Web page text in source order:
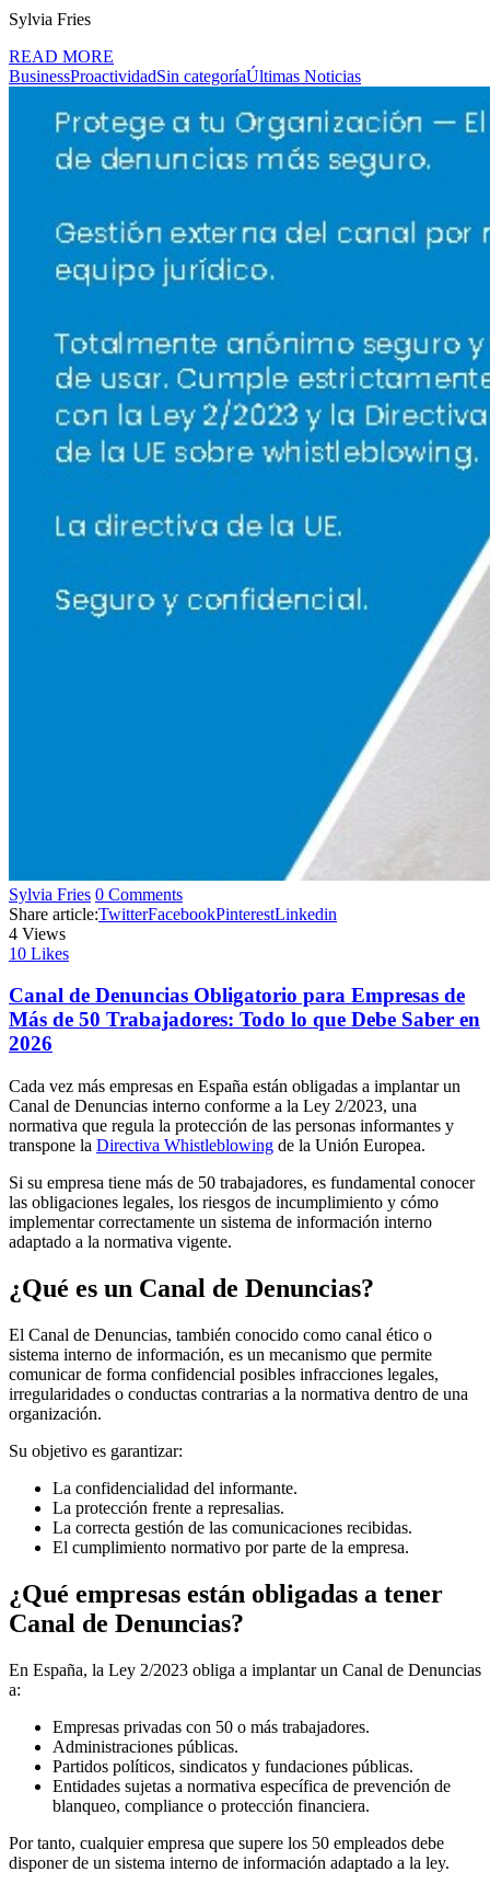
Sylvia Fries
READ MORE
BusinessProactividadSin categoríaÚltimas Noticias
Sylvia Fries 0 Comments
Share article:TwitterFacebookPinterestLinkedin
4 Views
10 Likes
Canal de Denuncias Obligatorio para Empresas de
Más de 50 Trabajadores: Todo lo que Debe Saber en
2026
Cada vez más empresas en España están obligadas a implantar un
Canal de Denuncias interno conforme a la Ley 2/2023, una
normativa que regula la protección de las personas informantes y
transpone la Directiva Whistleblowing de la Unión Europea.
Si su empresa tiene más de 50 trabajadores, es fundamental conocer
las obligaciones legales, los riesgos de incumplimiento y cómo
implementar correctamente un sistema de información interno
adaptado a la normativa vigente.
¿Qué es un Canal de Denuncias?
El Canal de Denuncias, también conocido como canal ético o
sistema interno de información, es un mecanismo que permite
comunicar de forma confidencial posibles infracciones legales,
irregularidades o conductas contrarias a la normativa dentro de una
organización.
Su objetivo es garantizar:
La confidencialidad del informante.
La protección frente a represalias.
La correcta gestión de las comunicaciones recibidas.
El cumplimiento normativo por parte de la empresa.
¿Qué empresas están obligadas a tener
Canal de Denuncias?
En España, la Ley 2/2023 obliga a implantar un Canal de Denuncias
a:
Empresas privadas con 50 o más trabajadores.
Administraciones públicas.
Partidos políticos, sindicatos y fundaciones públicas.
Entidades sujetas a normativa específica de prevención de
blanqueo, compliance o protección financiera.
Por tanto, cualquier empresa que supere los 50 empleados debe
disponer de un sistema interno de información adaptado a la ley.